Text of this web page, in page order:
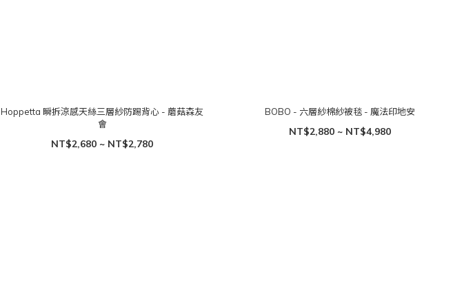
Hoppetta 瞬拆涼感天絲三層紗防踢背心 - 蘑菇森友
會
NT$2,680 ~ NT$2,780
BOBO - 六層紗棉紗被毯 - 魔法印地安
NT$2,880 ~ NT$4,980